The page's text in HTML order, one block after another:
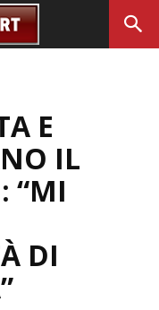
E
IL
“MI
DI